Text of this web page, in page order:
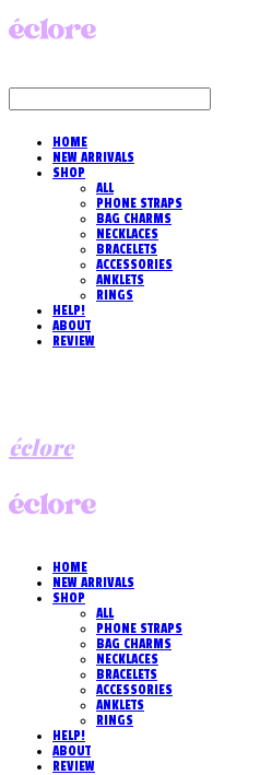
HOME
NEW ARRIVALS
SHOP
ALL
PHONE STRAPS
BAG CHARMS
NECKLACES
BRACELETS
ACCESSORIES
ANKLETS
RINGS
HELP!
ABOUT
REVIEW
éclore
HOME
NEW ARRIVALS
SHOP
ALL
PHONE STRAPS
BAG CHARMS
NECKLACES
BRACELETS
ACCESSORIES
ANKLETS
RINGS
HELP!
ABOUT
REVIEW